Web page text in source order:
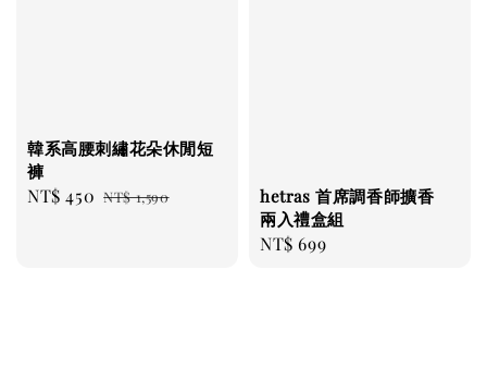
韓系高腰刺繡花朵休閒短
褲
Sale
NT$ 450 Regular
NT$ 1,590
hetras 首席調香師擴香
兩入禮盒組
Regular
NT$ 699